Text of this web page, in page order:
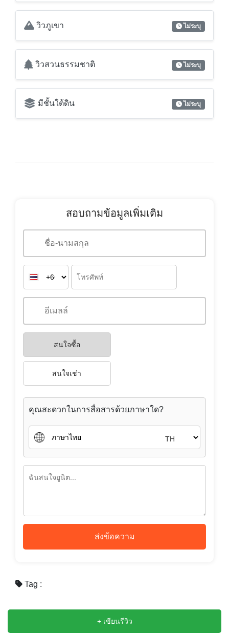
มีชั้นใต้ดิน ไม่ระบุ
สนใจซื้อ
สนใจเช่า
คุณสะดวกในการสื่อสารด้วยภาษาใด?
ส่งข้อความ
อสังหาริมทรัพย์ใกล้เคียง